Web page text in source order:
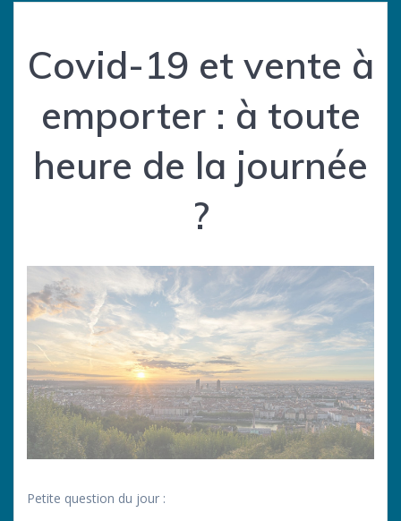
Covid-19 et vente à
emporter : à toute
heure de la journée
?
Petite question du jour :